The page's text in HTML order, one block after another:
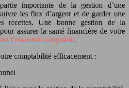
importante de la gestion d’une
les flux d’argent et de garder une
recettes. Une bonne gestion de la
assurer la santé financière de votre
l’essentiel comptable.
comptabilité efficacement :